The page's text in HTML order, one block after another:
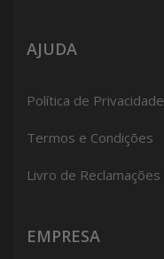
AJUDA
Política de Privacidade
Termos e Condições
Livro de Reclamações
EMPRESA